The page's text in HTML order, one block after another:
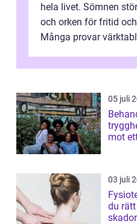
hela livet. Sömnen
och orken för fritid
Många provar
05 juli
mot
03 juli
du
skador